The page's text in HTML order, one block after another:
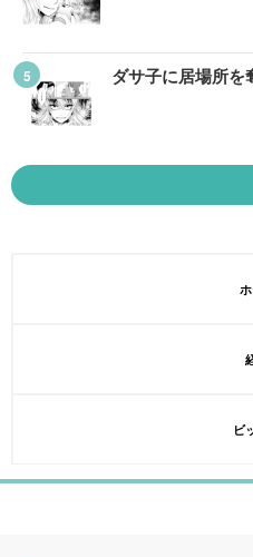
ダサ子に居場所を
ビ